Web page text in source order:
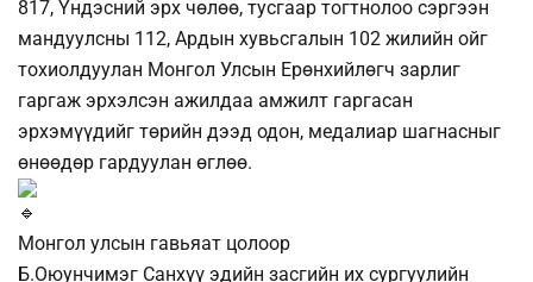
817, Үндэсний эрх чөлөө, тусгаар тогтнолоо сэргээн
мандуулсны 112, Ардын хувьсгалын 102 жилийн ойг
тохиолдуулан Монгол Улсын Ерөнхийлөгч зарлиг
гаргаж эрхэлсэн ажилдаа амжилт гаргасан
эрхэмүүдийг төрийн дээд одон, медалиар шагнасныг
өнөөдөр гардуулан өглөө.
Монгол улсын гавьяат цолоор
Б.Оюунчимэг Санхүү эдийн засгийн их сургуулийн